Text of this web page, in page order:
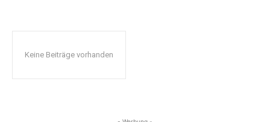
Keine Beiträge vorhanden